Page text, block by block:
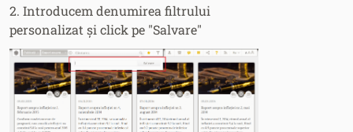
2. Introducem denumirea filtrului
personalizat și click pe "Salvare"